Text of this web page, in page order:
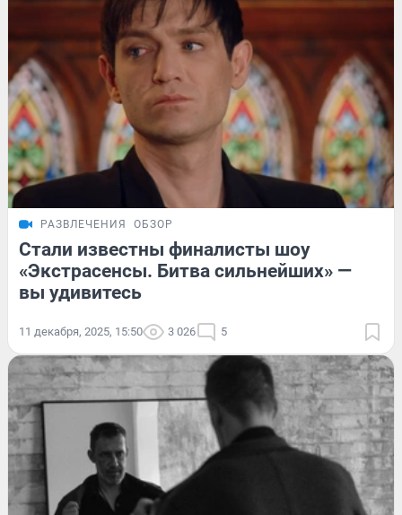
РАЗВЛЕЧЕНИЯ ОБЗОР
Стали известны финалисты шоу
«Экстрасенсы. Битва сильнейших» —
вы удивитесь
11 декабря, 2025, 15:50 3 026 5